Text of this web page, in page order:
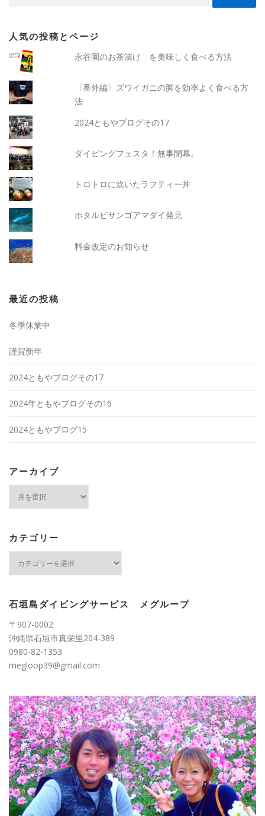
人気の投稿とページ
永谷園のお茶漬け を美味しく食べる方法
〈番外編〉ズワイガニの脚を効率よく食べる方
法
2024ともやブログその17
ダイビングフェスタ！無事閉幕。
トロトロに炊いたラフティー丼
ホタルビサンゴアマダイ発見
料金改定のお知らせ
最近の投稿
冬季休業中
謹賀新年
2024ともやブログその17
2024年ともやブログその16
2024ともやブログ15
アーカイブ
ブ
カテゴリー
ー
石垣島ダイビングサービス メグループ
〒907-0002
沖縄県石垣市真栄里204-389
0980-82-1353
megloop39@gmail.com